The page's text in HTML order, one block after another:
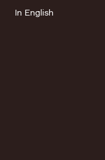
In English